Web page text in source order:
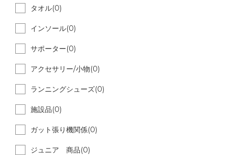
タオル(0)
インソール(0)
サポーター(0)
アクセサリー/小物(0)
ランニングシューズ(0)
施設品(0)
ガット張り機関係(0)
ジュニア 商品(0)